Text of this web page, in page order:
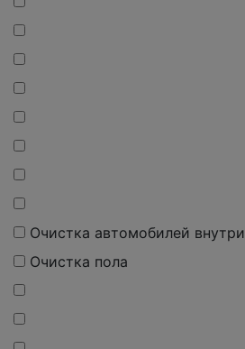
Очистка автомобилей внутри
Очистка пола